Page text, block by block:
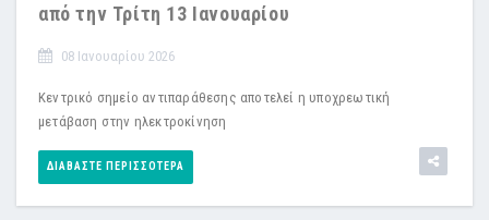
από την Τρίτη 13 Ιανουαρίου
08 Ιανουαρίου 2026
Κεντρικό σημείο αντιπαράθεσης αποτελεί η υποχρεωτική
μετάβαση στην ηλεκτροκίνηση
ΔΙΑΒΆΣΤΕ ΠΕΡΙΣΣΌΤΕΡΑ